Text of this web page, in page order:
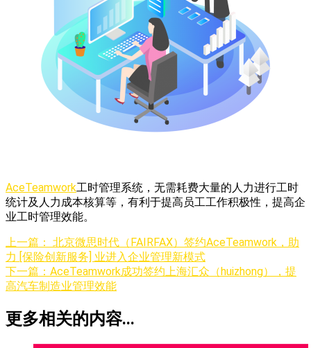
AceTeamwork工时管理系统，无需耗费大量的人力进行工时
统计及人力成本核算等，有利于提高员工工作积极性，提高企
业工时管理效能。
上一篇： 北京微思时代（FAIRFAX）签约AceTeamwork，助
力 [保险创新服务] 业进入企业管理新模式
下一篇： AceTeamwork成功签约上海汇众（huizhong），提
高汽车制造业管理效能
更多相关的内容...